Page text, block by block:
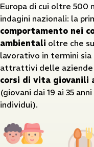
Europa di cui oltre 500
indagini nazionali: la
comportamento nei
ambientali oltre che
lavorativo in termini
attrattivi delle aziende
corsi di vita giovanili
(giovani dai 19 ai 35
individui).